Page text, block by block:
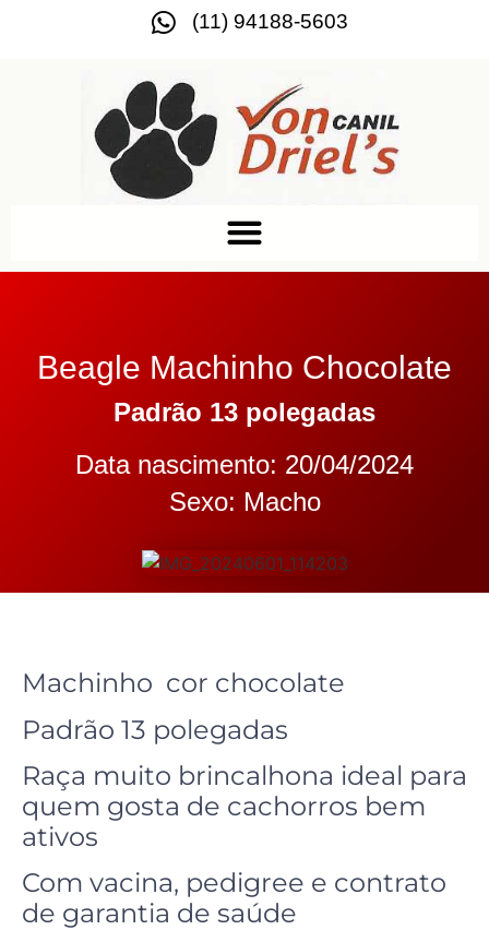
(11) 94188-5603
Beagle Machinho Chocolate
Padrão 13 polegadas
Data nascimento: 20/04/2024
Sexo: Macho
Machinho cor chocolate
Padrão 13 polegadas
Raça muito brincalhona ideal para
quem gosta de cachorros bem
ativos
Com vacina, pedigree e contrato
de garantia de saúde